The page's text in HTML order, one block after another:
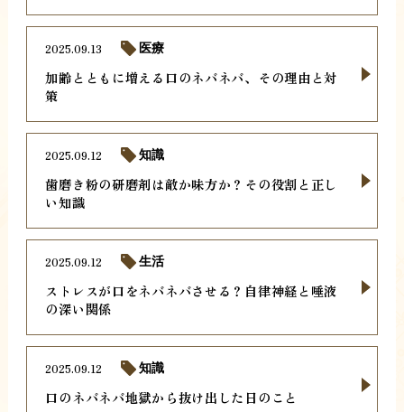
加齢とともに増える口のネバネバ、その理由と対
策
2025.09.13 医療
歯磨き粉の研磨剤は敵か味方か？その役割と正し
い知識
2025.09.12 知識
ストレスが口をネバネバさせる？自律神経と唾液
の深い関係
2025.09.12 生活
口のネバネバ地獄から抜け出した日のこと
2025.09.12 知識